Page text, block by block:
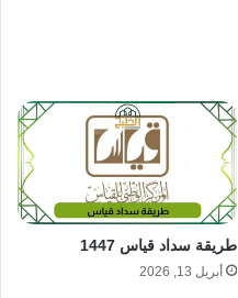
طريقة سداد قياس 1447
أبريل 13, 2026